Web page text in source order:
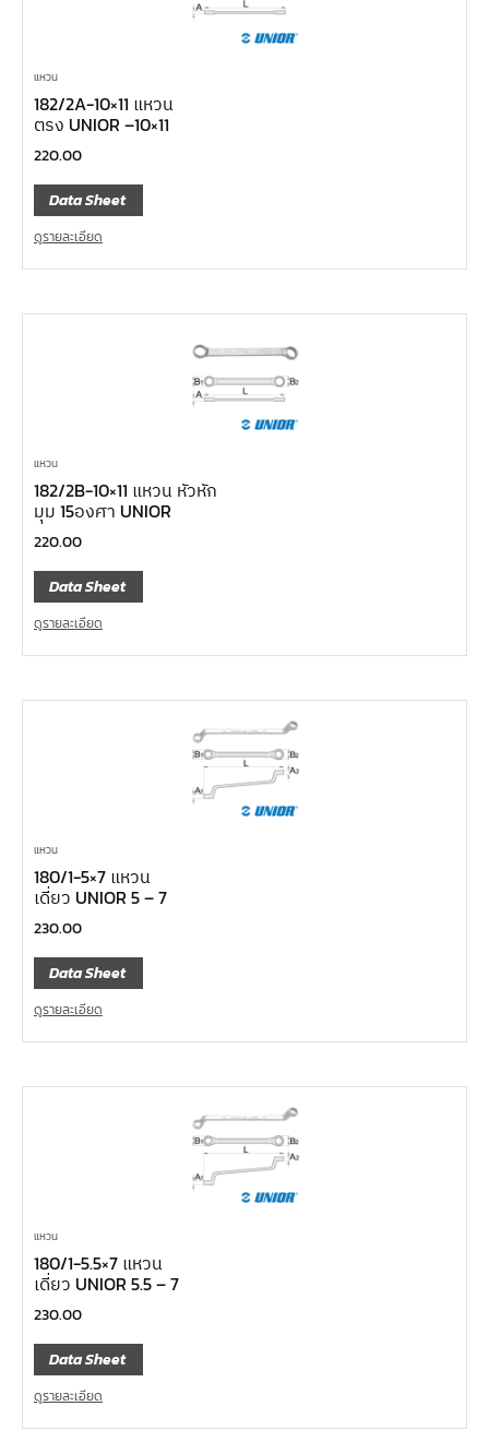
แหวน
182/2A-10×11 แหวน
ตรง UNIOR –10×11
220.00
Data Sheet
ดูรายละเอียด
แหวน
182/2B-10×11 แหวน หัวหัก
มุม 15องศา UNIOR
220.00
Data Sheet
ดูรายละเอียด
แหวน
180/1-5×7 แหวน
เดี่ยว UNIOR 5 – 7
230.00
Data Sheet
ดูรายละเอียด
แหวน
180/1-5.5×7 แหวน
เดี่ยว UNIOR 5.5 – 7
230.00
Data Sheet
ดูรายละเอียด